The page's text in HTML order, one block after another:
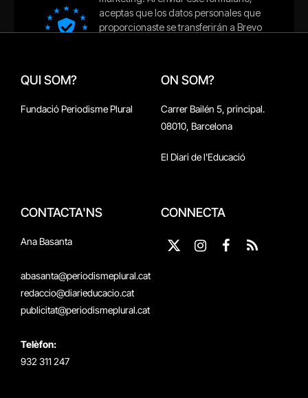
QUI SOM?
Fundació Periodisme Plural
ON SOM?
Carrer Bailén 5, principal.
08010, Barcelona
El Diari de l'Educació
CONTACTA'NS
Ana Basanta
abasanta@periodismeplural.cat
redaccio@diarieducacio.cat
publicitat@periodismeplural.cat
Telèfon:
932 311 247
CONNECTA
X
InstagramFacebook
RSS